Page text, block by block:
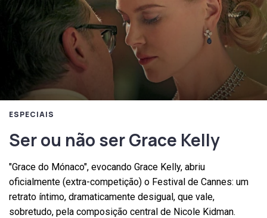
ESPECIAIS
Ser ou não ser Grace Kelly
"Grace do Mónaco", evocando Grace Kelly, abriu
oficialmente (extra-competição) o Festival de Cannes: um
retrato íntimo, dramaticamente desigual, que vale,
sobretudo, pela composição central de Nicole Kidman.